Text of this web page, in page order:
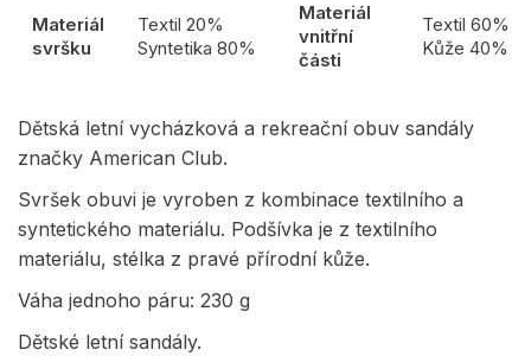
Materiál
svršku
Textil 20%
Syntetika 80%
Materiál
vnitřní
části
Textil 60%
Kůže 40%
Dětská letní vycházková a rekreační obuv sandály
značky American Club.
Svršek obuvi je vyroben z kombinace textilního a
syntetického materiálu. Podšívka je z textilního
materiálu, stélka z pravé přírodní kůže.
Váha jednoho páru: 230 g
Dětské letní sandály.